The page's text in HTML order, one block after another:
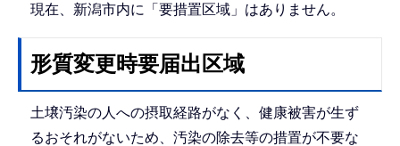
現在、新潟市内に「要措置区域」はありません。
形質変更時要届出区域
土壌汚染の人への摂取経路がなく、健康被害が生ず
るおそれがないため、汚染の除去等の措置が不要な